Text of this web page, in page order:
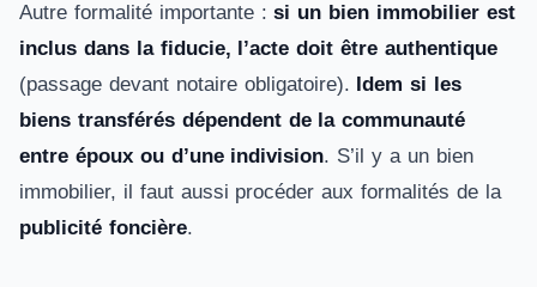
Autre formalité importante :si un bien immobilier est
inclus dans la fiducie, l’acte doit être authentique
(passage devant notaire obligatoire). Idem si les
biens transférés dépendent de la communauté
entre époux ou d’une indivision. S’il y a un bien
immobilier, il faut aussi procéder aux formalités de la
publicité foncière.